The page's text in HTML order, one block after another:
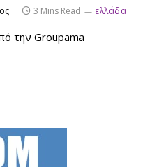
3 Mins Read ελλάδα
την Groupama